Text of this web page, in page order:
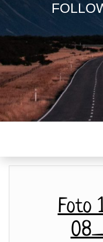
Foto